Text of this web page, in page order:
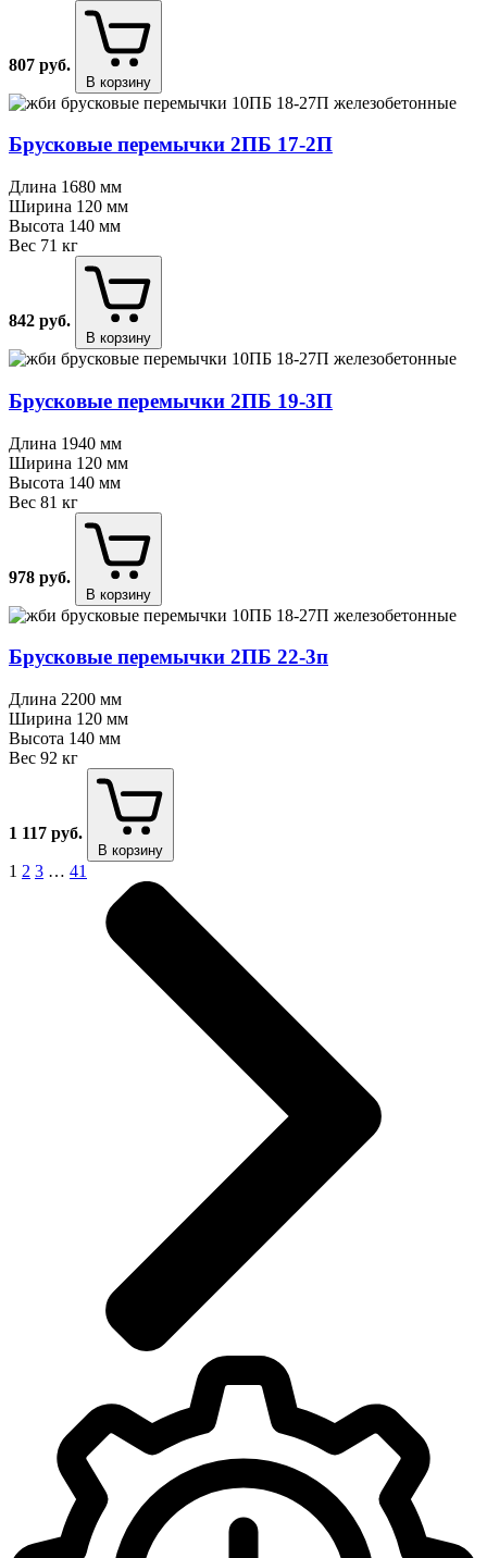
807 руб.
В корзину
Брусковые перемычки 2ПБ 17⁠-⁠2П
Длина 1680 мм
Ширина 120 мм
Высота 140 мм
Вес 71 кг
842 руб.
В корзину
Брусковые перемычки 2ПБ 19⁠-⁠3П
Длина 1940 мм
Ширина 120 мм
Высота 140 мм
Вес 81 кг
978 руб.
В корзину
Брусковые перемычки 2ПБ 22⁠-⁠3п
Длина 2200 мм
Ширина 120 мм
Высота 140 мм
Вес 92 кг
1 117 руб.
В корзину
1 2 3 … 41